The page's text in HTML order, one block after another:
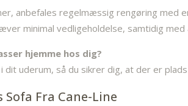
anbefales regelmæssig rengøring
minimal vedligeholdelse, samtidig
hjemme hos dig?
uderum, så du sikrer dig, at der er
Fra Cane-Line